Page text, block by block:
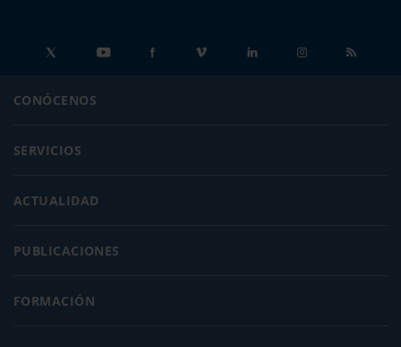
CONÓCENOS
SERVICIOS
ACTUALIDAD
PUBLICACIONES
FORMACIÓN